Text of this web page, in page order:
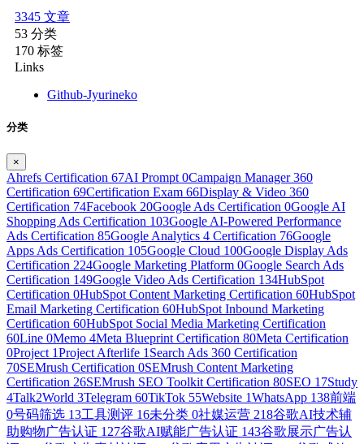
3345 文章
53 分类
170 标签
Links
Github-Jyurineko
分类
×
Ahrefs Certification 67AI Prompt 0Campaign Manager 360
Certification 69Certification Exam 66Display & Video 360
Certification 74Facebook 20Google Ads Certification 0Google AI
Shopping Ads Certification 103Google AI-Powered Performance
Ads Certification 85Google Analytics 4 Certification 76Google
Apps Ads Certification 105Google Cloud 100Google Display Ads
Certification 224Google Marketing Platform 0Google Search Ads
Certification 149Google Video Ads Certification 134HubSpot
Certification 0HubSpot Content Marketing Certification 60HubSpot
Email Marketing Certification 60HubSpot Inbound Marketing
Certification 60HubSpot Social Media Marketing Certification
60Line 0Memo 4Meta Blueprint Certification 80Meta Certification
0Project 1Project Afterlife 1 Search Ads 360 Certification
70SEMrush Certification 0SEMrush Content Marketing
Certification 26SEMrush SEO Toolkit Certification 80SEO 17Study
4Talk2World 3Telegram 60TikTok 55Website 1WhatsApp 138前端
0号码筛选 13工具测评 16未分类 0社媒运营 218谷歌AI技术辅
助购物广告认证 127谷歌AI赋能广告认证 143谷歌展示广告认